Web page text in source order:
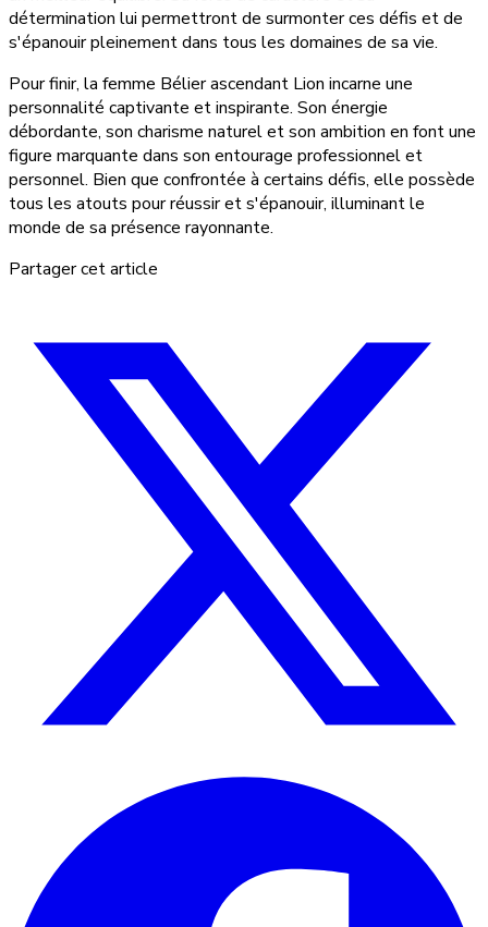
détermination lui permettront de surmonter ces défis et de
s'épanouir pleinement dans tous les domaines de sa vie.
Pour finir, la femme Bélier ascendant Lion incarne une
personnalité captivante et inspirante. Son énergie
débordante, son charisme naturel et son ambition en font une
figure marquante dans son entourage professionnel et
personnel. Bien que confrontée à certains défis, elle possède
tous les atouts pour réussir et s'épanouir, illuminant le
monde de sa présence rayonnante.
Partager cet article